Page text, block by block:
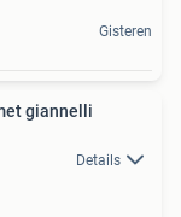
Gisteren
giannelli
Details